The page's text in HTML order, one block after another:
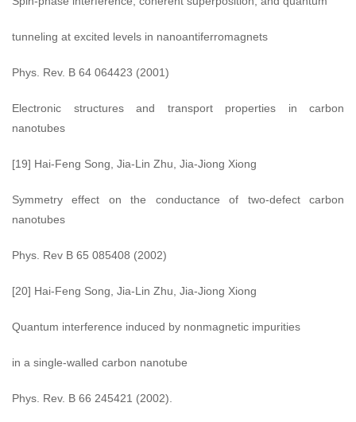
tunneling at excited levels in nanoantiferromagnets
Phys. Rev. B 64 064423 (2001)
Electronic structures and transport properties in carbon
nanotubes
[19] Hai-Feng Song, Jia-Lin Zhu, Jia-Jiong Xiong
Symmetry effect on the conductance of two-defect carbon
nanotubes
Phys. Rev B 65 085408 (2002)
[20] Hai-Feng Song, Jia-Lin Zhu, Jia-Jiong Xiong
Quantum interference induced by nonmagnetic impurities
in a single-walled carbon nanotube
Phys. Rev. B 66 245421 (2002).